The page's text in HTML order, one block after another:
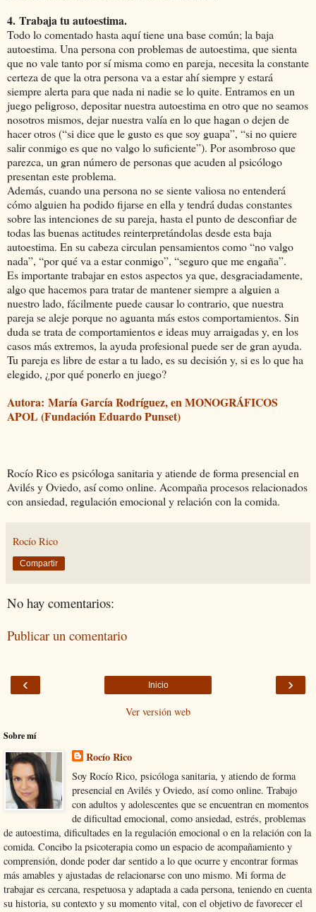
4. Trabaja tu autoestima.
Todo lo comentado hasta aquí tiene una base común; la baja
autoestima. Una persona con problemas de autoestima, que sienta
que no vale tanto por sí misma como en pareja, necesita la constante
certeza de que la otra persona va a estar ahí siempre y estará
siempre alerta para que nada ni nadie se lo quite. Entramos en un
juego peligroso, depositar nuestra autoestima en otro que no seamos
nosotros mismos, dejar nuestra valía en lo que hagan o dejen de
hacer otros (“si dice que le gusto es que soy guapa”, “si no quiere
salir conmigo es que no valgo lo suficiente”). Por asombroso que
parezca, un gran número de personas que acuden al psicólogo
presentan este problema.
Además, cuando una persona no se siente valiosa no entenderá
cómo alguien ha podido fijarse en ella y tendrá dudas constantes
sobre las intenciones de su pareja, hasta el punto de desconfiar de
todas las buenas actitudes reinterpretándolas desde esta baja
autoestima. En su cabeza circulan pensamientos como “no valgo
nada”, “por qué va a estar conmigo”, “seguro que me engaña”.
Es importante trabajar en estos aspectos ya que, desgraciadamente,
algo que hacemos para tratar de mantener siempre a alguien a
nuestro lado, fácilmente puede causar lo contrario, que nuestra
pareja se aleje porque no aguanta más estos comportamientos. Sin
duda se trata de comportamientos e ideas muy arraigadas y, en los
casos más extremos, la ayuda profesional puede ser de gran ayuda.
Tu pareja es libre de estar a tu lado, es su decisión y, si es lo que ha
elegido, ¿por qué ponerlo en juego?
Autora: María García Rodríguez, en MONOGRÁFICOS
APOL (Fundación Eduardo Punset)
Rocío Rico es psicóloga sanitaria y atiende de forma presencial en
Avilés y Oviedo, así como online. Acompaña procesos relacionados
con ansiedad, regulación emocional y relación con la comida.
Rocío Rico
Compartir
No hay comentarios:
Publicar un comentario
‹ ›
Inicio
Ver versión web
Sobre mí
Rocío Rico
Soy Rocío Rico, psicóloga sanitaria, y atiendo de forma
presencial en Avilés y Oviedo, así como online. Trabajo
con adultos y adolescentes que se encuentran en momentos
de dificultad emocional, como ansiedad, estrés, problemas
de autoestima, dificultades en la regulación emocional o en la relación con la
comida. Concibo la psicoterapia como un espacio de acompañamiento y
comprensión, donde poder dar sentido a lo que ocurre y encontrar formas
más amables y ajustadas de relacionarse con uno mismo. Mi forma de
trabajar es cercana, respetuosa y adaptada a cada persona, teniendo en cuenta
su historia, su contexto y su momento vital, con el objetivo de favorecer el